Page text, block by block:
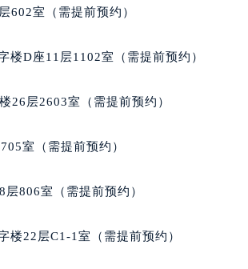
润大厦B座12楼03室（需提前预约）
22层04室（需提前预约）
厦A座(旺进大厦)18层09室（需提前预约）
广场写字楼10层06室（需提前预约）
安国际中心E座6楼10室（需提前预约）
场写字楼A座10层1002室（需提前预约）
602室（需提前预约）
楼D座11层1102室（需提前预约）
26层2603室（需提前预约）
室（需提前预约）
806室（需提前预约）
楼22层C1-1室（需提前预约）